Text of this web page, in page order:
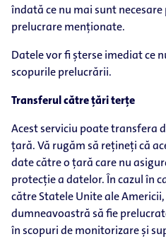
îndată ce nu mai sunt
prelucrare menționate.
Datele vor fi șterse imediat ce
scopurile prelucrării.
Transferul către țări terțe
Acest serviciu poate transfera
țară. Vă rugăm să rețineți că
date către o țară care nu
protecție a datelor. În cazul în
către Statele Unite ale
dumneavoastră să fie
în scopuri de monitorizare și